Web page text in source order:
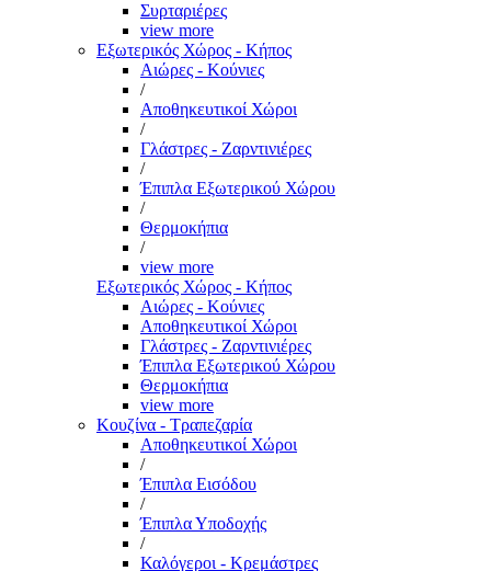
Συρταριέρες
view more
Εξωτερικός Χώρος - Κήπος
Αιώρες - Κούνιες
/
Αποθηκευτικοί Χώροι
/
Γλάστρες - Ζαρντινιέρες
/
Έπιπλα Εξωτερικού Χώρου
/
Θερμοκήπια
/
view more
Εξωτερικός Χώρος - Κήπος
Αιώρες - Κούνιες
Αποθηκευτικοί Χώροι
Γλάστρες - Ζαρντινιέρες
Έπιπλα Εξωτερικού Χώρου
Θερμοκήπια
view more
Κουζίνα - Τραπεζαρία
Αποθηκευτικοί Χώροι
/
Έπιπλα Εισόδου
/
Έπιπλα Υποδοχής
/
Καλόγεροι - Κρεμάστρες